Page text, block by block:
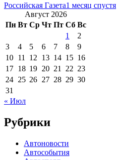
Российская Газета1 месяц спустя
Август 2026
Пн Вт Ср Чт Пт Сб Вс
1
2
3
4 5 6 7 8
9
10 11 12 13 14 15 16
17 18 19 20 21 22 23
24 25 26 27 28 29 30
31
« Июл
Рубрики
Автоновости
Автособытия